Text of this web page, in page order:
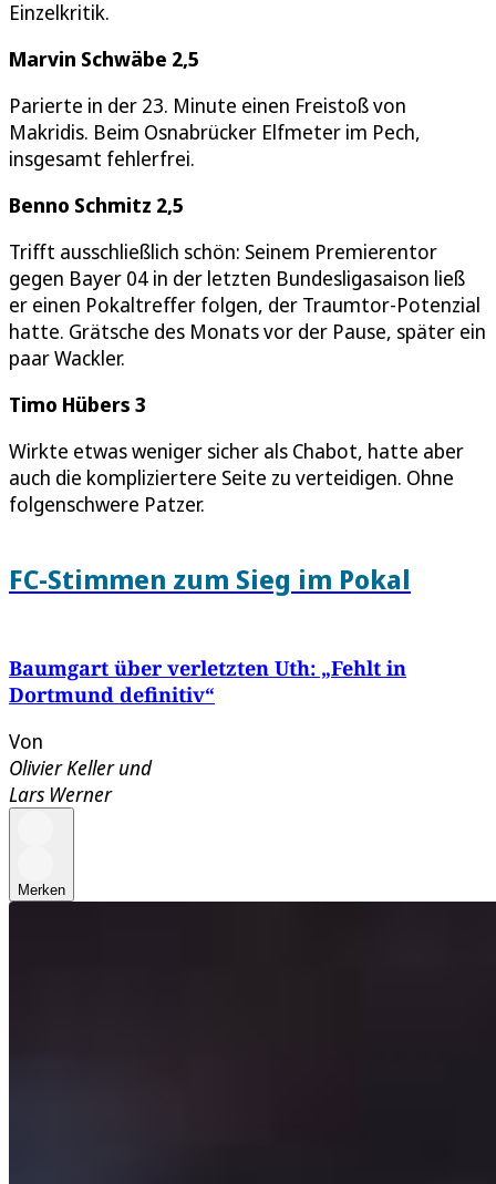
Einzelkritik.
Marvin Schwäbe 2,5
Parierte in der 23. Minute einen Freistoß von
Makridis. Beim Osnabrücker Elfmeter im Pech,
insgesamt fehlerfrei.
Benno Schmitz 2,5
Trifft ausschließlich schön: Seinem Premierentor
gegen Bayer 04 in der letzten Bundesligasaison ließ
er einen Pokaltreffer folgen, der Traumtor-Potenzial
hatte. Grätsche des Monats vor der Pause, später ein
paar Wackler.
Timo Hübers 3
Wirkte etwas weniger sicher als Chabot, hatte aber
auch die kompliziertere Seite zu verteidigen. Ohne
folgenschwere Patzer.
FC-Stimmen zum Sieg im Pokal
Baumgart über verletzten Uth: „Fehlt in
Dortmund definitiv“
Von
Olivier Kellerund
Lars Werner
Merken